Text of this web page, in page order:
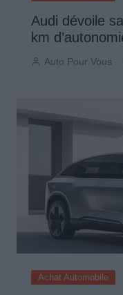
Audi dévoile
km
Auto Pour Vous
Achat Automobile